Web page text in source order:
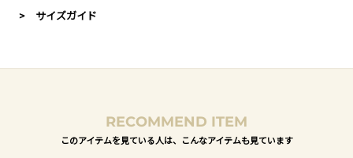
> サイズガイド
RECOMMEND ITEM
このアイテムを見ている人は、こんなアイテムも見ています